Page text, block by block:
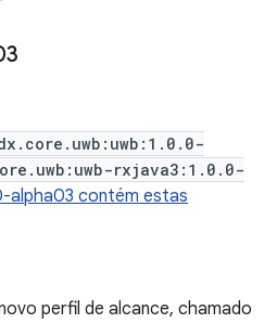
rxjava3:1.0.0-
alpha03 contém estas
perfil de alcance, chamado